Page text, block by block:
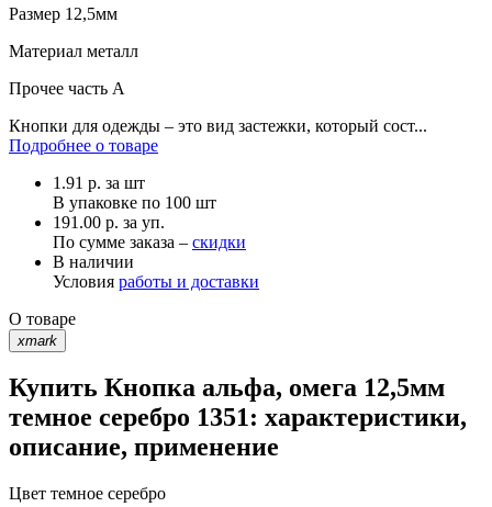
Размер 12,5мм
Материал металл
Прочее часть A
Кнопки для одежды – это вид застежки, который сост...
Подробнее о товаре
1.91 р. за шт
В упаковке по 100 шт
191.00 р. за уп.
По сумме заказа – скидки
В наличии
Условия работы и доставки
О товаре
xmark
Купить Кнопка альфа, омега 12,5мм
темное серебро 1351: характеристики,
описание, применение
Цвет темное серебро